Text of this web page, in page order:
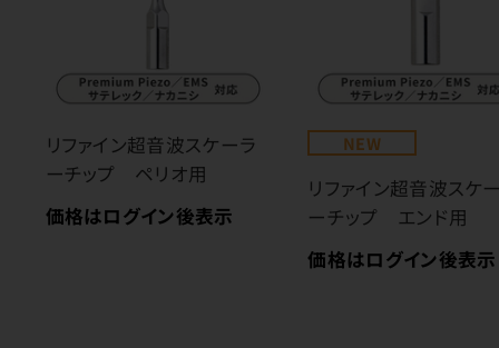
リファイン超音波スケーラ
ーチップ ペリオ用
価格はログイン後表示
NEW
リファイン超音波スケ
ーチップ エンド用
価格はログイン後表示